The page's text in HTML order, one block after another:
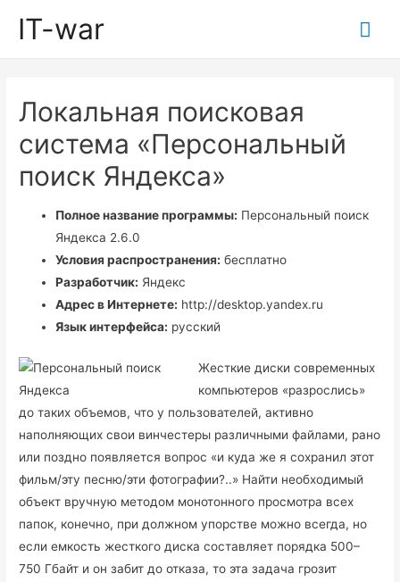
IT-war
Локальная поисковая
система «Персональный
поиск Яндекса»
Полное название программы: Персональный поиск
Яндекса 2.6.0
Условия распространения: бесплатно
Разработчик: Яндекс
Адрес в Интернете: http://desktop.yandex.ru
Язык интерфейса: русский
Жесткие диски современных
компьютеров «разрослись»
до таких объемов, что у пользователей, активно
наполняющих свои винчестеры различными файлами, рано
или поздно появляется вопрос «и куда же я сохранил этот
фильм/эту песню/эти фотографии?..» Найти необходимый
объект вручную методом монотонного просмотра всех
папок, конечно, при должном упорстве можно всегда, но
если емкость жесткого диска составляет порядка 500–
750 Гбайт и он забит до отказа, то эта задача грозит